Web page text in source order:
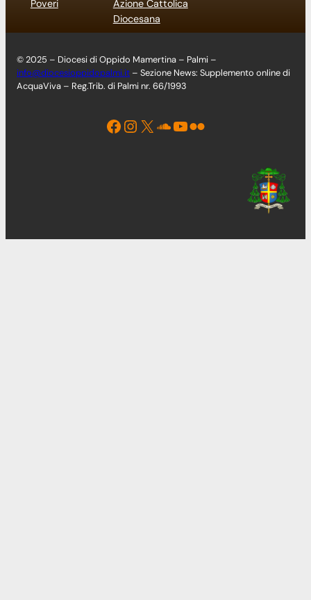
Poveri
Azione Cattolica
Diocesana
© 2025 – Diocesi di Oppido Mamertina – Palmi –
info@diocesioppidopalmi.it – Sezione News: Supplemento online di
AcquaViva – Reg.Trib. di Palmi nr. 66/1993
Facebook Instagram X Soundcloud YouTube Flickr